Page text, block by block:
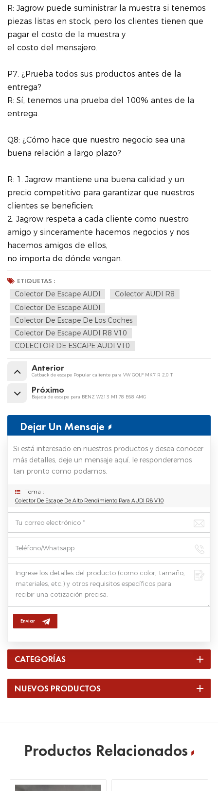
R: Jagrow puede suministrar la muestra si tenemos
piezas listas en stock, pero los clientes tienen que
pagar el costo de la muestra y
el costo del mensajero.
P7. ¿Prueba todos sus productos antes de la
entrega?
R: Sí, tenemos una prueba del 100% antes de la
entrega.
Q8: ¿Cómo hace que nuestro negocio sea una
buena relación a largo plazo?
R: 1. Jagrow mantiene una buena calidad y un
precio competitivo para garantizar que nuestros
clientes se beneficien;
2. Jagrow respeta a cada cliente como nuestro
amigo y sinceramente hacemos negocios y nos
hacemos amigos de ellos,
no importa de dónde vengan.
ETIQUETAS :
Colector De Escape AUDI
Colector AUDI R8
Colector De Escape AUDI
Colector De Escape De Los Coches
Colector De Escape AUDI R8 V10
COLECTOR DE ESCAPE AUDI V10
Anterior
Catback de escape Popular caliente para VW GOLF MK7 R 2,0 T
Próximo
Bajada de escape para BENZ W213 M178 E68 AMG
Dejar Un Mensaje
Si está interesado en nuestros productos y desea conocer
más detalles, deje un mensaje aquí, le responderemos
tan pronto como podamos.
Tema :
Colector De Escape De Alto Rendimiento Para AUDI R8 V10
Enviar
CATEGORÍAS
NUEVOS PRODUCTOS
Productos Relacionados